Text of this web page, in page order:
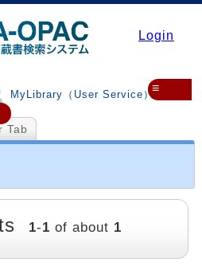
Login
MyLibrary（User Service）▼
≡
Tab
1-1 of about 1